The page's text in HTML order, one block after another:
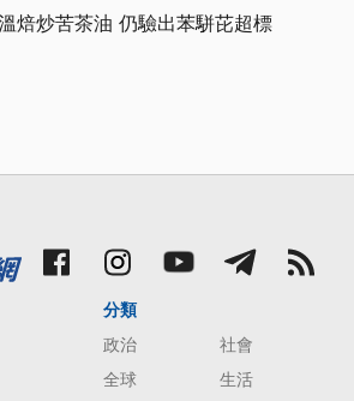
焙炒苦茶油 仍驗出苯駢芘超標
分類
政治
社會
全球
生活